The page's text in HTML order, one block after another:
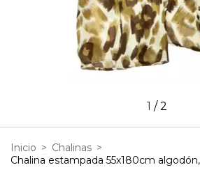
1 /2
Inicio > Chalinas >
Chalina estampada 55x180cm